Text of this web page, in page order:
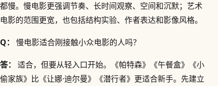
都慢。慢电影更强调节奏、长时间观察、空间和沉默；艺术
电影的范围更宽，也包括结构实验、作者表达和影像风格。
Q： 慢电影适合刚接触小众电影的人吗？
答：
适合，但要从轻入口开始。《帕特森》《午餐盒》《小
偷家族》比《让娜·迪尔曼》《潜行者》更适合新手。先建立